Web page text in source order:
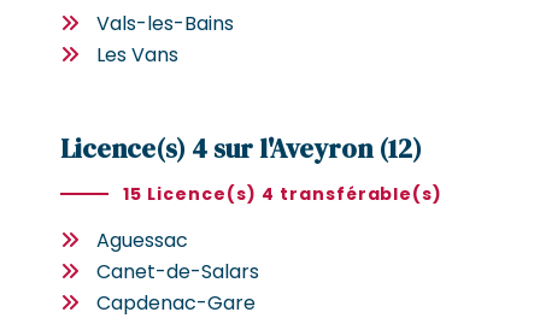
Vals-les-Bains
Les Vans
Licence(s) 4 sur l'Aveyron (12)
15 Licence(s) 4 transférable(s)
Aguessac
Canet-de-Salars
Capdenac-Gare